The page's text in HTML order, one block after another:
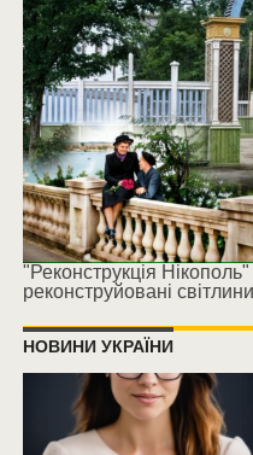
"Реконструкція Нікополь"
реконструйовані
НОВИНИ УКРАЇНИ